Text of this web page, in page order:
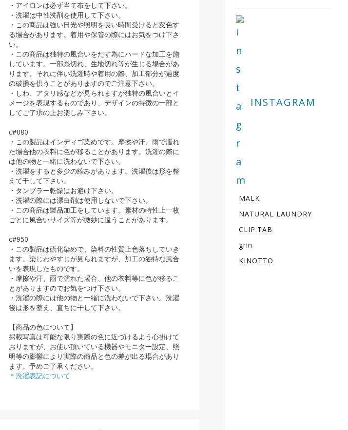
INSTAGRAM
MALK
NATURAL LAUNDRY
CLIP.TAB
grin
KINOTTO
・アイロンは必ず当て布をして下さい。
・洗濯は中性洗剤を使用して下さい。
・この商品は強い日光や照明を長い時間受けると変色す
る場合があります。着用や保管の際にはお気をつけ下さ
い。
・この商品は独特の風合いをだす為にハードな加工を施
しています。一部糸切れ、生地切れ等が生じる場合があ
ります。それに伴い洗濯時や着用の際、加工部分が過度
の破損を供うことがありますのでご注意下さい。
・しわ、アタリ感などが見られますが独特の風合いとイ
メージを表現するものであり、デザインの特徴の一部と
してご了承の上お楽しみ下さい。
c#080
・この製品はインディゴ染めです。摩擦や汗、雨で濡れ
た場合他の衣料に色が移ることがあります。洗濯の際に
は他の物と一緒に洗わないで下さい。
・洗濯をすると多少の縮みがあります。洗濯後は形を整
えて干して下さい。
・タンブラー乾燥はお避け下さい。
・洗濯の際には漂白剤は使用しないで下さい。
・この商品は製品加工をしています。素材の特性上一枚
ごとに風合いサイズ等が微妙に違うことがあります。
c#950
・この製品は硫化染めで、染料の性質上色落ちしていき
ます。染じわやすじが見られますが、加工の独特な風合
いを表現したものです。
・摩擦や汗、雨で濡れた場合、他の衣料等に色が移るこ
とがありますのでお気をつけ下さい。
・洗濯の際には他の物と一緒に洗わないで下さい。洗濯
後は形を整え、直ちに干して下さい。
【商品の色について】
掲載写真は可能な限り実際の色に近づけるよう心掛けて
おりますが、お使い頂いている機器やモニター設定、照
明等の影響により実際の商品と色の差が出る場合があり
ます。予めご了承ください。
＊洗濯表記について